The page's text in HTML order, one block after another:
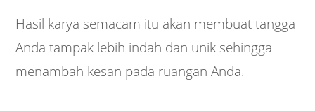
Hasil karya semacam itu akan membuat tangga
Anda tampak lebih indah dan unik sehingga
menambah kesan pada ruangan Anda.